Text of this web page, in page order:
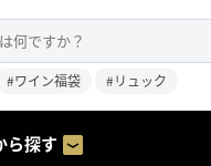
#ワイン福袋 #リュック
ら探す